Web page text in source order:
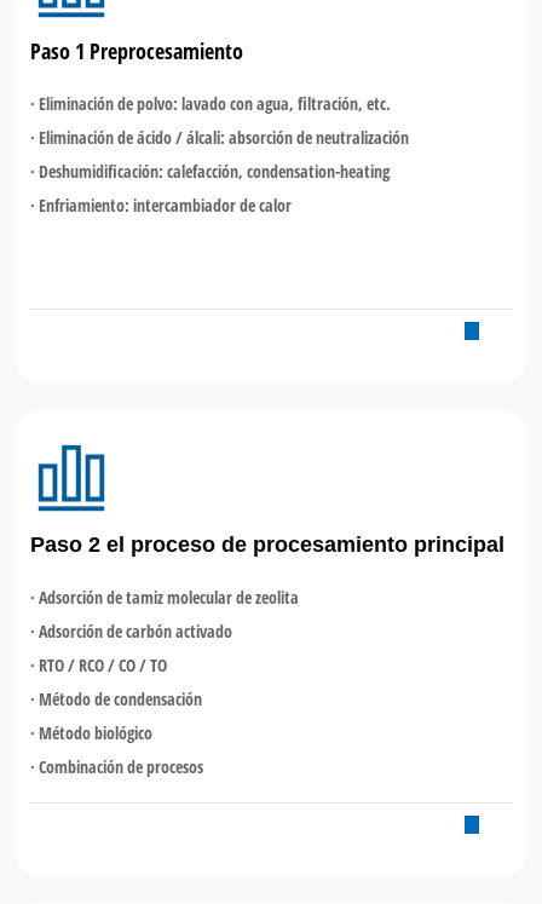
Paso 1 Preprocesamiento
· Eliminación de polvo: lavado con agua, filtración, etc.
· Eliminación de ácido / álcali: absorción de neutralización
· Deshumidificación: calefacción, condensation-heating
· Enfriamiento: intercambiador de calor
Paso 2 el proceso de procesamiento principal
· Adsorción de tamiz molecular de zeolita
· Adsorción de carbón activado
· RTO / RCO / CO / TO
· Método de condensación
· Método biológico
· Combinación de procesos